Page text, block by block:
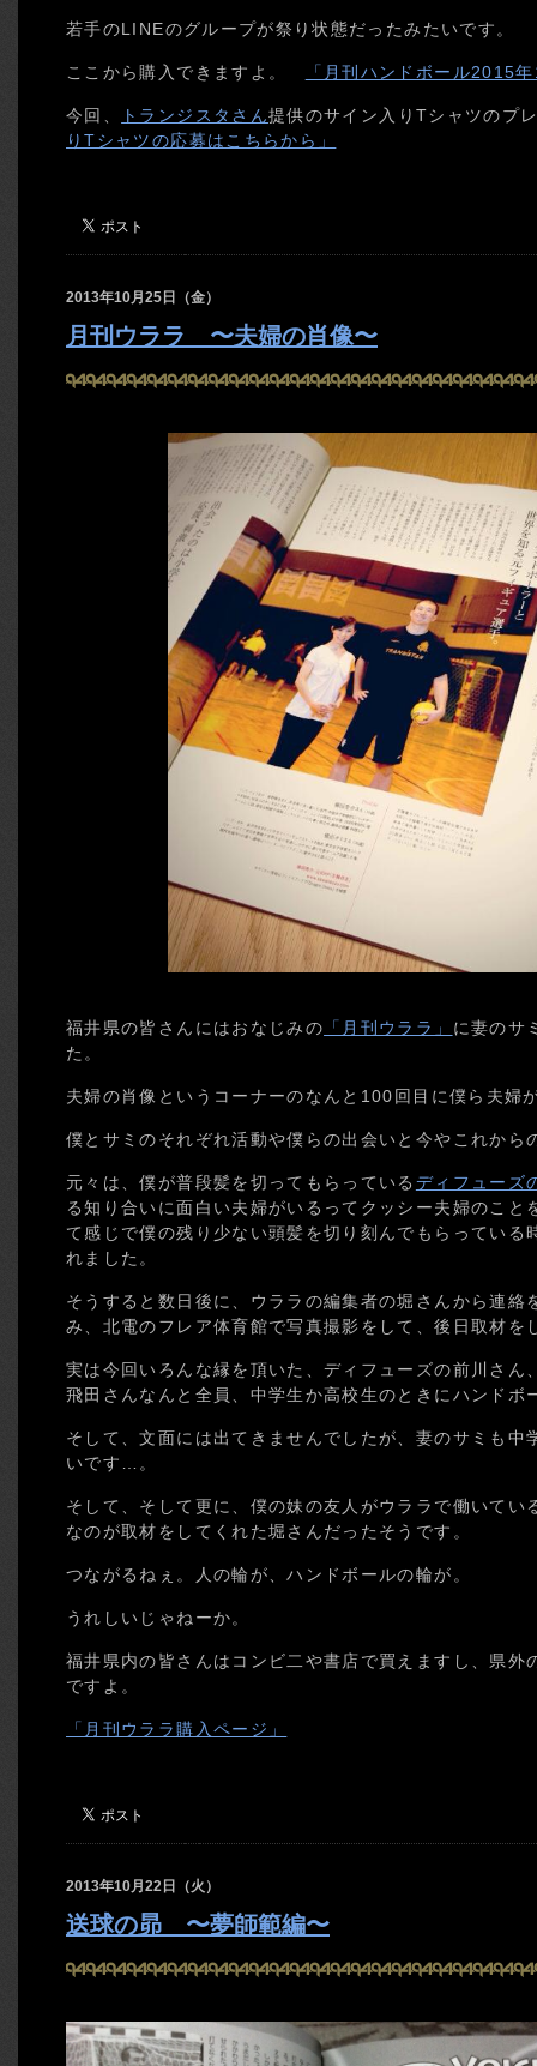
若手のLINEのグループが祭り状態だったみたいです。
ここから購入できますよ。 「月刊ハンドボール2015
今回、 トランジスタさん提供のサイン入りTシャツのプ
りTシャツの応募はこちらから」
2013年10月25日（金）
月刊ウララ 〜夫婦の肖像〜
福井県の皆さんにはおなじみの 「月刊ウララ」 に妻のサ
た。
夫婦の肖像というコーナーのなんと100回目に僕ら夫婦
僕とサミのそれぞれ活動や僕らの出会いと今やこれから
元々は、僕が普段髪を切ってもらっている ディフューズ
る知り合いに面白い夫婦がいるってクッシー夫婦のこと
て感じで僕の残り少ない頭髪を切り刻んでもらっている
れました。
そうすると数日後に、ウララの編集者の堀さんから連絡
み、北電のフレア体育館で写真撮影をして、後日取材を
実は今回いろんな縁を頂いた、ディフューズの前川さん
飛田さんなんと全員、中学生か高校生のときにハンドボ
そして、文面には出てきませんでしたが、妻のサミも中
いです…。
そして、そして更に、僕の妹の友人がウララで働いてい
なのが取材をしてくれた堀さんだったそうです。
つながるねぇ。人の輪が、ハンドボールの輪が。
うれしいじゃねーか。
福井県内の皆さんはコンビ二や書店で買えますし、県外
ですよ。
「月刊ウララ購入ページ」
2013年10月22日（火）
送球の昴 〜夢師範編〜